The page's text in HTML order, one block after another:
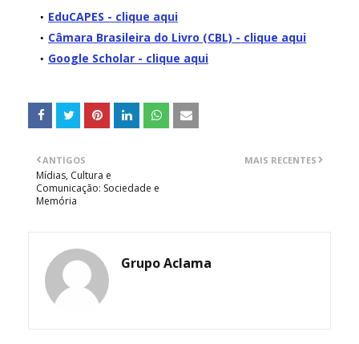
EduCAPES - clique aqui
Câmara Brasileira do Livro (CBL) - clique aqui
Google Scholar - clique aqui
MAIS RECENTES
ANTIGOS
Mídias, Cultura e
Comunicação: Sociedade e
Memória
Grupo Aclama